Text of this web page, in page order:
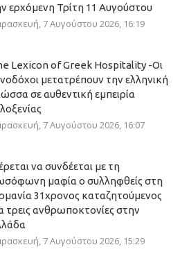
ερχόμενη Τρίτη 11 Αυγούστου
7 Αυγούστου 2026, 16:19
Lexicon of Greek Hospitality -Οι
μετατρέπουν την ελληνική
σε αυθεντική εμπειρία
7 Αυγούστου 2026, 16:07
να συνδέεται με τη
μαφία ο συλληφθείς στη
31χρονος καταζητούμενος
τρεις ανθρωποκτονίες στην
7 Αυγούστου 2026, 15:29